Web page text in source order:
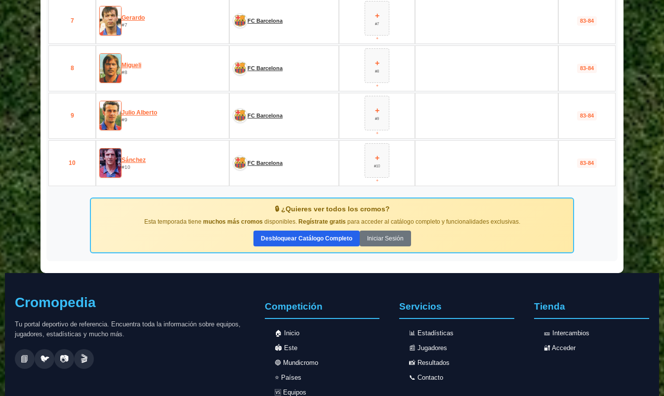
7 Gerardo
#7
FC Barcelona
+
#7
+
83-84
8 Migueli
#8
FC Barcelona
+
#8
+
83-84
9 Julio Alberto
#9
FC Barcelona
+
#9
+
83-84
10 Sánchez
#10
FC Barcelona
+
#10
+
83-84
🔒 ¿Quieres ver todos los cromos?
Esta temporada tiene muchos más cromos disponibles. Regístrate gratis para acceder al catálogo completo y funcionalidades exclusivas.
Desbloquear Catálogo Completo Iniciar Sesión
Cromopedia
Tu portal deportivo de referencia. Encuentra toda la información sobre equipos,
jugadores, estadísticas y mucho más.
📘 🐦 📷 🎬
Competición
🏠 Inicio
🏟️ Este
🔵 Mundicromo
⭐ Países
🆚 Equipos
Servicios
📊 Estadísticas
📰 Jugadores
📸 Resultados
📞 Contacto
Tienda
🎫 Intercambios
🔐 Acceder